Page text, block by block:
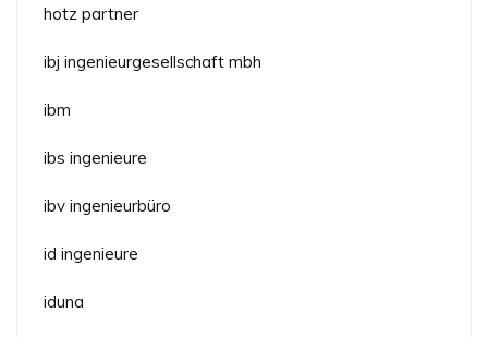
hotz partner
ibj ingenieurgesellschaft mbh
ibm
ibs ingenieure
ibv ingenieurbüro
id ingenieure
iduna